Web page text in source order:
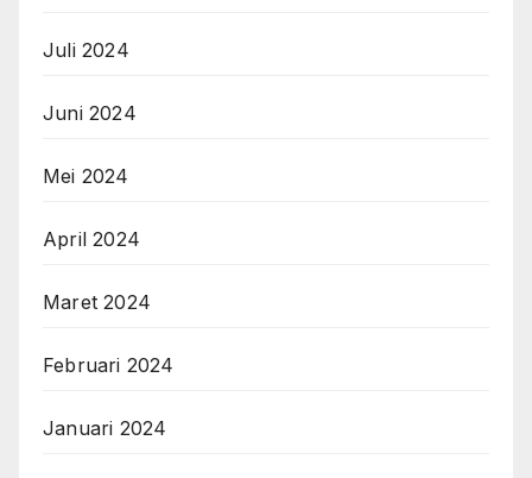
Juli 2024
Juni 2024
Mei 2024
April 2024
Maret 2024
Februari 2024
Januari 2024